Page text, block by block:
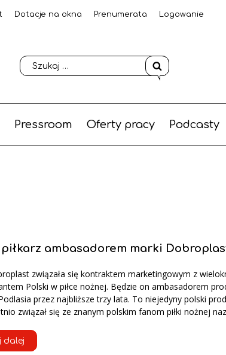
Dotacje na okna Prenumerata Logowanie
Pressroom Oferty pracy Podcasty
ambasadorem marki
związała się kontraktem marketingowym z
Polski w piłce nożnej. Będzie on ambasadorem
przez najbliższe trzy lata. To niejedyny polski
związał się ze znanym polskim fanom piłki nożnej
dalej